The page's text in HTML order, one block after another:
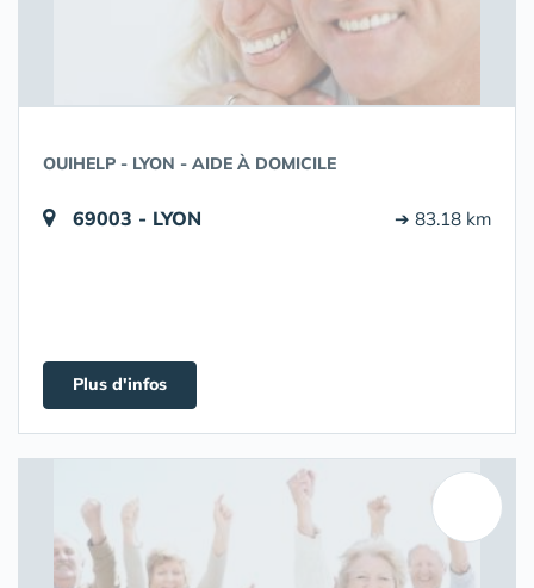
OUIHELP - LYON - AIDE À DOMICILE
69003 - LYON ➔ 83.18 km
Plus d'infos